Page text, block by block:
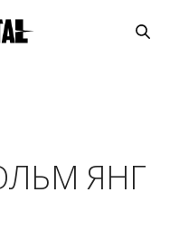
ЯНГ